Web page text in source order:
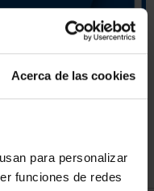
Acerca de las cookies
para personalizar
funciones de redes